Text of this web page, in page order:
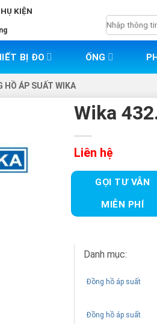
KIỆN
Tìm
kiếm:
BỊ ĐO ỐNG
HỒ ÁP SUẤT WIKA
Wika
Liên hệ
Danh mục:
Đồng hồ áp suất
Đồng hồ áp suất
GỌI TƯ VẪN
MIỄN PHÍ